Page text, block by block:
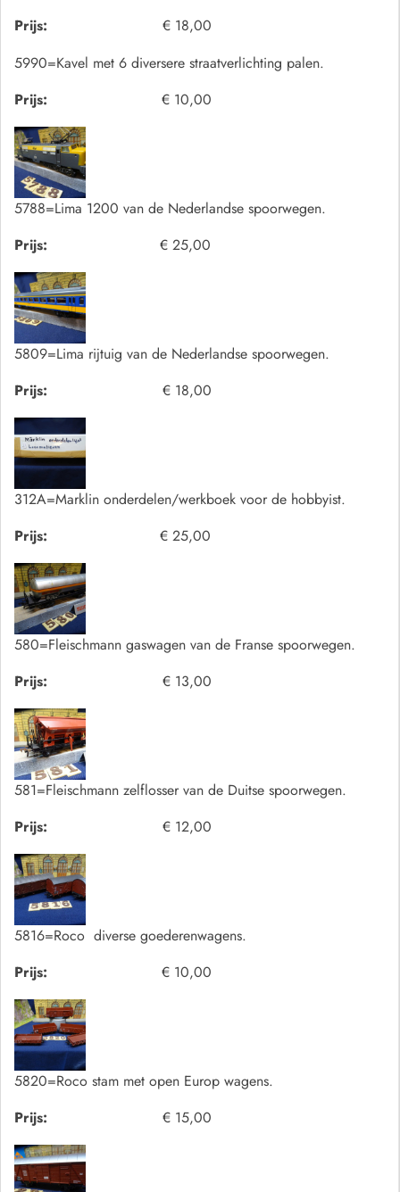
Prijs:
€ 18,00
5990=Kavel met 6 diversere straatverlichting palen.
Prijs:
€ 10,00
5788=Lima 1200 van de Nederlandse spoorwegen.
Prijs:
€ 25,00
5809=Lima rijtuig van de Nederlandse spoorwegen.
Prijs:
€ 18,00
312A=Marklin onderdelen/werkboek voor de hobbyist.
Prijs:
€ 25,00
580=Fleischmann gaswagen van de Franse spoorwegen.
Prijs:
€ 13,00
581=Fleischmann zelflosser van de Duitse spoorwegen.
Prijs:
€ 12,00
5816=Roco diverse goederenwagens.
Prijs:
€ 10,00
5820=Roco stam met open Europ wagens.
Prijs:
€ 15,00